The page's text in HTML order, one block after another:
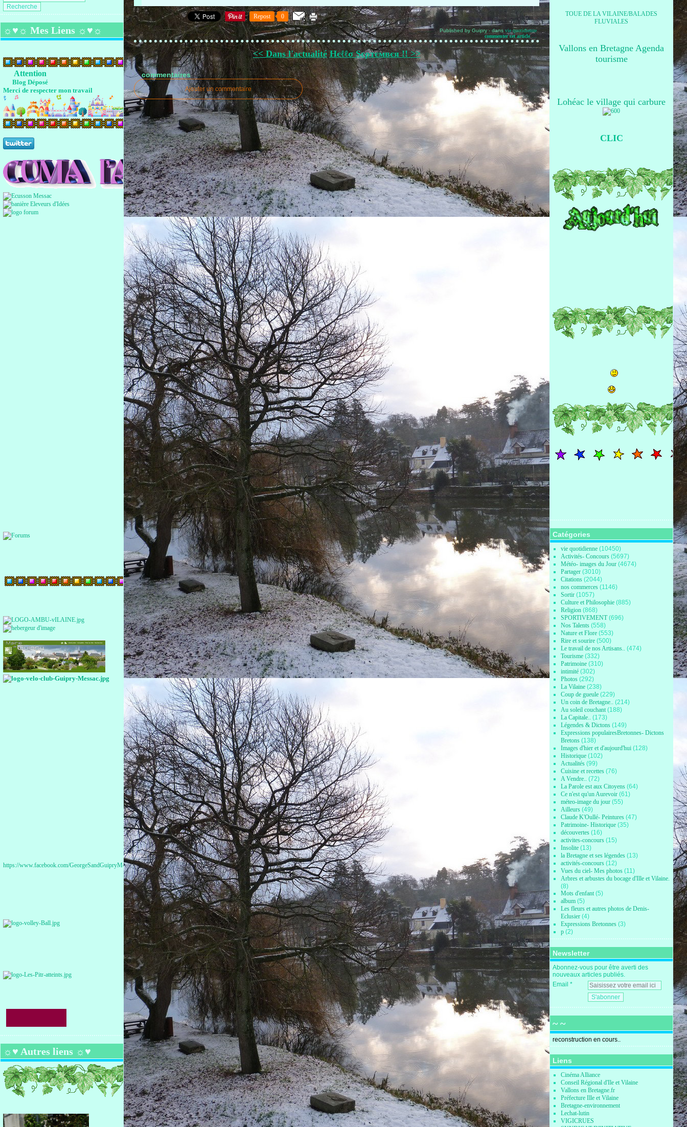
☼♥☼ Mes Liens ☼♥☼
Attention
Blog Déposé
Merci de respecter mon travail
https://www.facebook.com/GeorgeSandGuipryMessac
☼♥ Autres liens ☼♥
Repost 0
Published by Guipry - dansvie quotidienne
commenter cet article…
<< Dans l'actualité Нєℓℓσ Sєρтємвєя !! >>
commentaires
Ajouter un commentaire
TOUE DE LA VILAINE/BALADES
FLUVIALES
Vallons en Bretagne Agenda
tourisme
Lohéac le village qui carbure
CLIC
Catégories
vie quotidienne (10450)
Activités- Concours (5697)
Météo- images du Jour (4674)
Partager (3010)
Citations (2044)
nos commerces (1146)
Sortir (1057)
Culture et Philosophie (885)
Religion (868)
SPORTIVEMENT(696)
Nos Talents (558)
Nature et Flore (553)
Rire et sourire (500)
Le travail de nos Artisans.. (474)
Tourisme (332)
Patrimoine (310)
intimité (302)
Photos (292)
La Vilaine (238)
Coup de gueule (229)
Un coin de Bretagne.. (214)
Au soleil couchant (188)
La Capitale.. (173)
Légendes & Dictons (149)
Expressions populairesBretonnes- Dictons
Bretons (138)
Images d'hier et d'aujourd'hui (128)
Historique (102)
Actualités (99)
Cuisine et recettes (76)
A Vendre.. (72)
La Parole est aux Citoyens (64)
Ce n'est qu'un Aurevoir (61)
méteo-image du jour (55)
Ailleurs (49)
Claude K'Oullé- Peintures (47)
Patrimoine- Historique (35)
découvertes (16)
activites-concours (15)
Insolite (13)
la Bretagne et ses légendes (13)
activités-concours (12)
Vues du ciel- Mes photos (11)
Arbres et arbustes du bocage d'Ille et Vilaine.
(8)
Mots d'enfant (5)
album (5)
Les fleurs et autres photos de Denis-
Eclusier (4)
Expressions Bretonnes (3)
p (2)
Newsletter
Abonnez-vous pour être averti des
nouveaux articles publiés.
Email
~ ~
reconstruction en cours..
Liens
Cinéma Alliance
Conseil Régional d'Ile et Vilaine
Vallons en Bretagne.fr
Préfecture Ille et Vilaine
Bretagne-environnement
Lechat-lutin
VIGICRUES